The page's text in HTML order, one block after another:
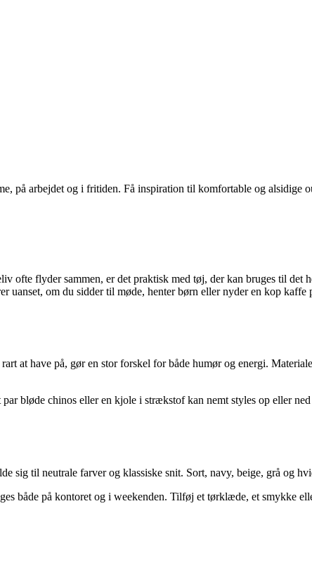
på arbejdet og i fritiden. Få inspiration til komfortable og
ofte flyder sammen, er det praktisk med tøj, der kan bruges til
uanset, om du sidder til møde, henter børn eller nyder en kop
at have på, gør en stor forskel for både humør og energi.
bløde chinos eller en kjole i strækstof kan nemt styles op eller
sig til neutrale farver og klassiske snit. Sort, navy, beige, grå og
både på kontoret og i weekenden. Tilføj et tørklæde, et smykke